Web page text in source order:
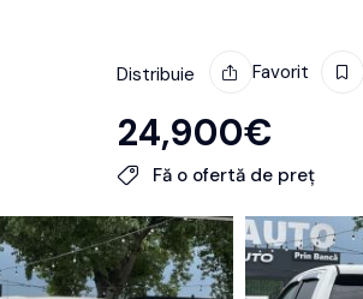
Distribuie Favorit
24,900€
Fă o ofertă de preț